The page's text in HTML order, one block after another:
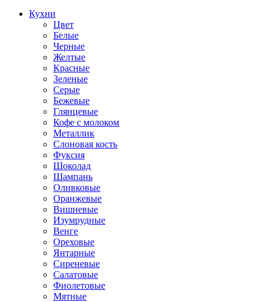
Кухни
Цвет
Белые
Черные
Желтые
Красные
Зеленые
Серые
Бежевые
Глянцевые
Кофе с молоком
Металлик
Слоновая кость
Фуксия
Шоколад
Шампань
Оливковые
Оранжевые
Вишневые
Изумрудные
Венге
Ореховые
Янтарные
Сиреневые
Салатовые
Фиолетовые
Мятные